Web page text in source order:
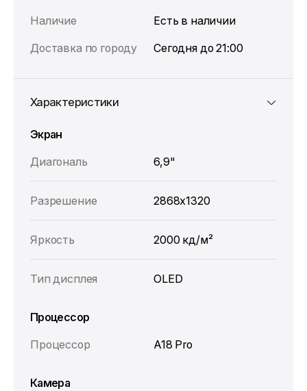
Наличие
Есть в наличии
Доставка по городу
Сегодня до 21:00
Характеристики
Экран
Диагональ
6,9"
Разрешение 2868x1320
Яркость 2000 кд/м²
Тип дисплея OLED
Процессор
Процессор
A18 Pro
Камера